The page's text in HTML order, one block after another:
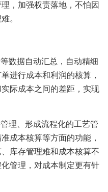
，加强权责落地，不怕因
。
数据自动汇总，自动精细
进行成本和利润的核算，
际成本之间的差距，实现
理、形成流程化的工艺管
成本核算等方面的功能，
库存管理难和成本核算不
管理，对成本制定更有针